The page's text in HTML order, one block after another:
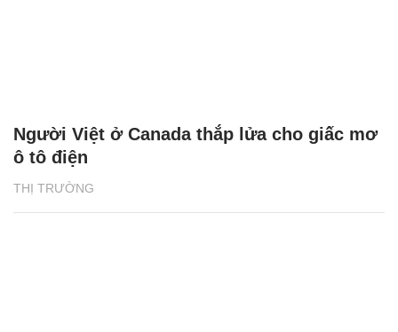
THỊ TRƯỜNG
Người Việt ở Canada thắp lửa cho giấc mơ
ô tô điện